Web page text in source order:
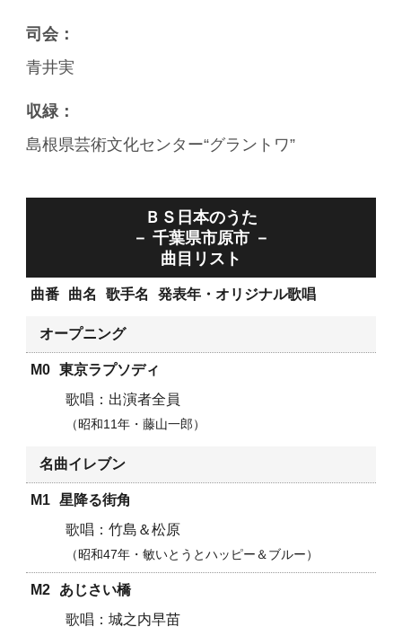
司会：
青井実
収緑：
島根県芸術文化センター“グラントワ”
ＢＳ日本のうた
－ 千葉県市原市 －
曲目リスト
曲番 曲名 歌手名 発表年・オリジナル歌唱
オープニング
M0 東京ラプソディ
出演者全員
昭和11年・藤山一郎
名曲イレブン
M1 星降る街角
竹島＆松原
昭和47年・敏いとうとハッピー＆ブルー
M2
あじさい橋
城之内早苗